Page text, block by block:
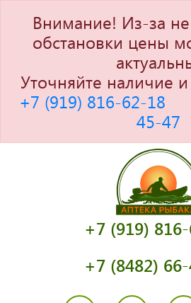
Внимание! Из-за
обстановки цены
Уточняйте наличие
+7 (919) 816-62-18
45-47
+7 (919)
+7 (8482)